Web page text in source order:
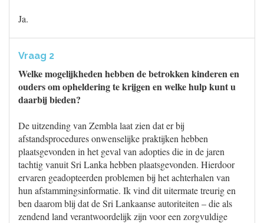
Ja.
Vraag 2
Welke mogelijkheden hebben de betrokken kinderen en
ouders om opheldering te krijgen en welke hulp kunt u
daarbij bieden?
De uitzending van Zembla laat zien dat er bij
afstandsprocedures onwenselijke praktijken hebben
plaatsgevonden in het geval van adopties die in de jaren
tachtig vanuit Sri Lanka hebben plaatsgevonden. Hierdoor
ervaren geadopteerden problemen bij het achterhalen van
hun afstammingsinformatie. Ik vind dit uitermate treurig en
ben daarom blij dat de Sri Lankaanse autoriteiten – die als
zendend land verantwoordelijk zijn voor een zorgvuldige